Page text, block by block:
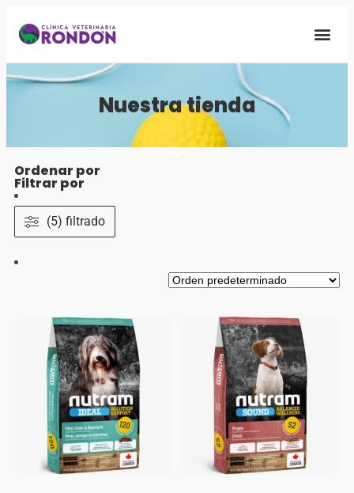
Nuestra tienda
Ordenar por
Filtrar por
(5) filtrado